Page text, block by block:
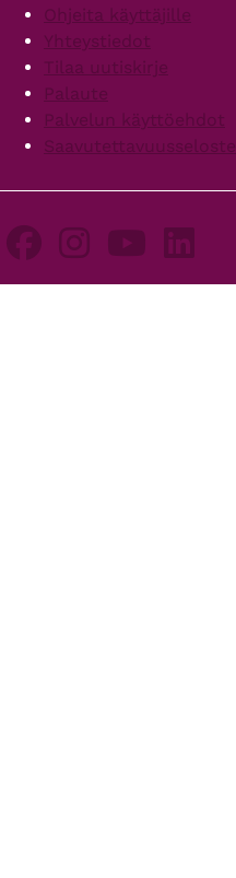
Ohjeita käyttäjille
Yhteystiedot
Tilaa uutiskirje
Palaute
Palvelun käyttöehdot
Saavutettavuusseloste